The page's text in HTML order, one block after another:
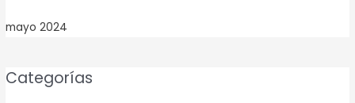
mayo 2024
Categorías